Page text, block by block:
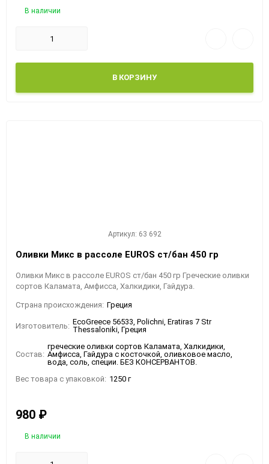
В наличии
В КОРЗИНУ
Артикул: 63 692
Оливки Микс в рассоле EUROS ст/бан 450 гр
Оливки Микс в рассоле EUROS ст/бан 450 гр Греческие оливки
сортов Каламата, Амфисса, Халкидики, Гайдура.
Страна происхождения: Греция
Изготовитель: EcoGreece 56533, Polichni, Eratiras 7 Str
Thessaloniki, Греция
Состав:
греческие оливки сортов Каламата, Халкидики,
Амфисса, Гайдура с косточкой, оливковое масло,
вода, соль, специи. БЕЗ КОНСЕРВАНТОВ.
Вес товара с упаковкой: 1250 г
980 ₽
В наличии